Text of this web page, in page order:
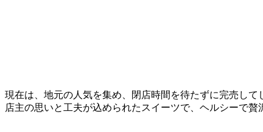
現在は、地元の人気を集め、閉店時間を待たずに完売して
店主の思いと工夫が込められたスイーツで、ヘルシーで贅